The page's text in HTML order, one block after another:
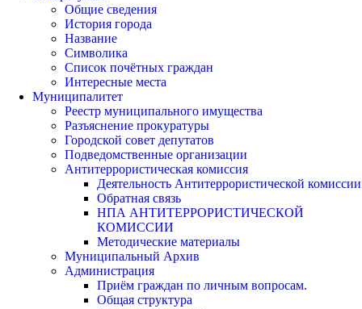
Общие сведения
История города
Название
Символика
Список почётных граждан
Интересные места
Муниципалитет
Реестр муниципального имущества
Разъяснение прокуратуры
Городской совет депутатов
Подведомственные организации
Антитеррористическая комиссия
Деятельность Антитеррористической комиссии
Обратная связь
НПА АНТИТЕРРОРИСТИЧЕСКОЙ
КОМИССИИ
Методические материалы
Муниципальный Архив
Администрация
Приём граждан по личным вопросам.
Общая структура